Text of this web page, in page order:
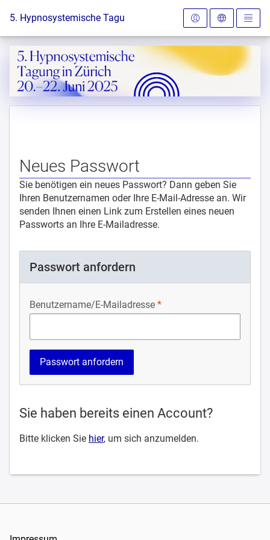
Zur Startseite
5. Hypnosystemische Tagung in Zürich
Neues Passwort
Sie benötigen ein neues Passwort? Dann geben Sie
Ihren Benutzernamen oder Ihre E-Mail-Adresse an. Wir
senden Ihnen einen Link zum Erstellen eines neuen
Passworts an Ihre E-Mailadresse.
Passwort anfordern
Benutzername/E-Mailadresse
Sie haben bereits einen Account?
Bitte klicken Sie hier, um sich anzumelden.